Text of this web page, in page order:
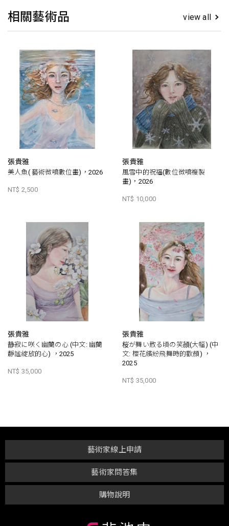
相關藝術品 view all
張貴雅
美人魚( 藝術微噴數位畫)，2026
NT$ 2,500
張貴雅
風雪中的祝福(數位微噴複製
畫)，2026
NT$ 10,000
張貴雅
静寂に咲く幽蘭の心 (中文: 幽蘭
靜謐綻放的心) ，2025
NT$ 35,000
張貴雅
桜が舞い散る頃の笑顔(大幅) (中
文: 櫻花繽紛飛舞時的歡顏) ，
2025
NT$ 35,000
購物說明
藝術家問答集
藝術家線上申請